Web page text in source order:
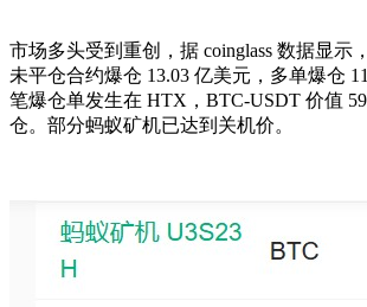
市场多头受到重创，据 coinglass 数据显示
未平仓合约爆仓 13.03 亿美元，多单爆仓
笔爆仓单发生在 HTX，BTC-USDT 价值
仓。部分蚂蚁矿机已达到关机价。